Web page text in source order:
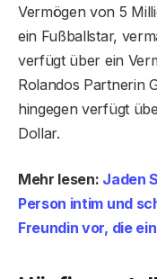
Vermögen von 5
ein Fußballstar,
verfügt über ein
Rolandos Partnerin
hingegen verfügt
Dollar.
Mehr lesen: Jaden
Person intim und
Freundin vor, die